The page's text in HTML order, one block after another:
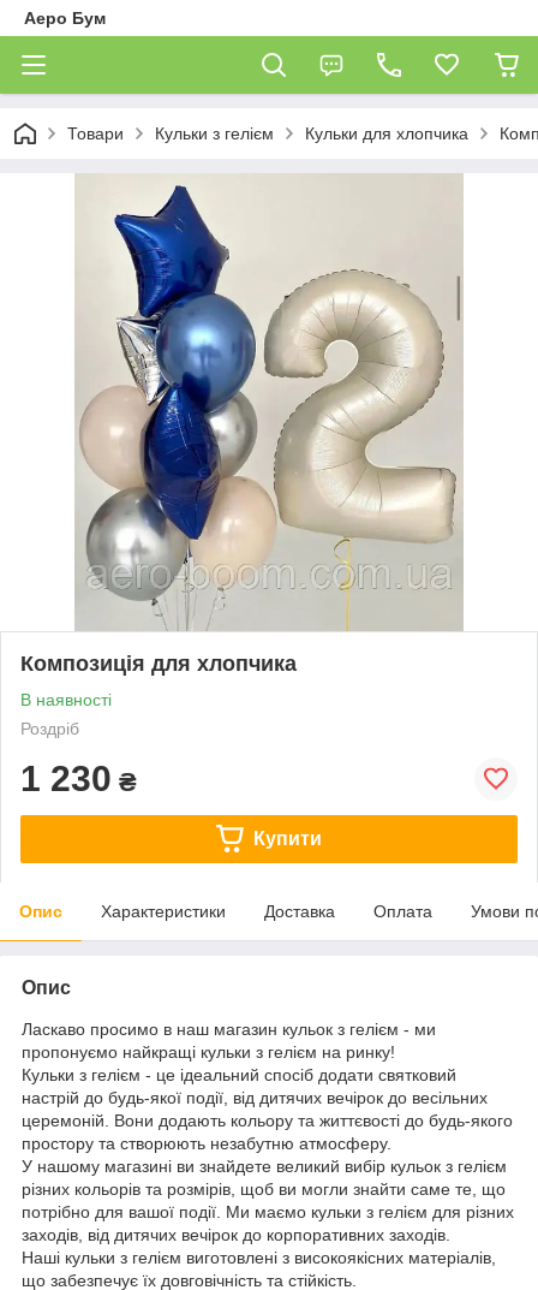
Аеро Бум
Товари Кульки з гелієм Кульки для хлопчика
Композиція для хлопчика
В наявності
Роздріб
1 230 ₴
Купити
Опис Характеристики Доставка Оплата Умови
Опис
Ласкаво просимо в наш магазин кульок з гелієм - ми
пропонуємо найкращі кульки з гелієм на ринку!
Кульки з гелієм - це ідеальний спосіб додати святковий
настрій до будь-якої події, від дитячих вечірок до весільних
церемоній. Вони додають кольору та життєвості до будь-якого
простору та створюють незабутню атмосферу.
У нашому магазині ви знайдете великий вибір кульок з гелієм
різних кольорів та розмірів, щоб ви могли знайти саме те, що
потрібно для вашої події. Ми маємо кульки з гелієм для різних
заходів, від дитячих вечірок до корпоративних заходів.
Наші кульки з гелієм виготовлені з високоякісних матеріалів,
що забезпечує їх довговічність та стійкість.